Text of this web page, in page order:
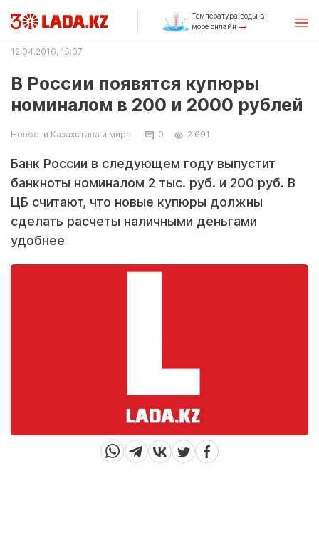
Температура воды в
море онлайн
12.04.2016, 15:07
В России появятся купюры
номиналом в 200 и 2000 рублей
Новости Казахстана и мира 0 2 691
Банк России в следующем году выпустит
банкноты номиналом 2 тыс. руб. и 200 руб. В
ЦБ считают, что новые купюры должны
сделать расчеты наличными деньгами
удобнее